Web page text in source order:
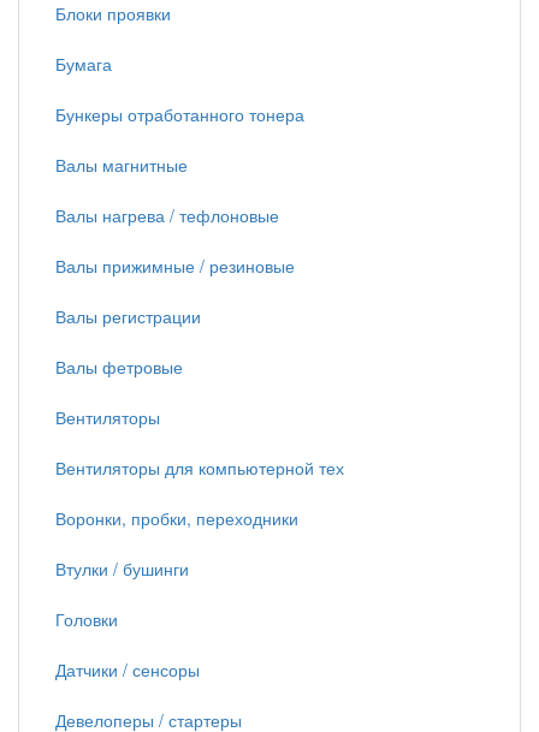
Блоки проявки
Бумага
Бункеры отработанного тонера
Валы магнитные
Валы нагрева / тефлоновые
Валы прижимные / резиновые
Валы регистрации
Валы фетровые
Вентиляторы
Вентиляторы для компьютерной тех
Воронки, пробки, переходники
Втулки / бушинги
Головки
Датчики / сенсоры
Девелоперы / стартеры